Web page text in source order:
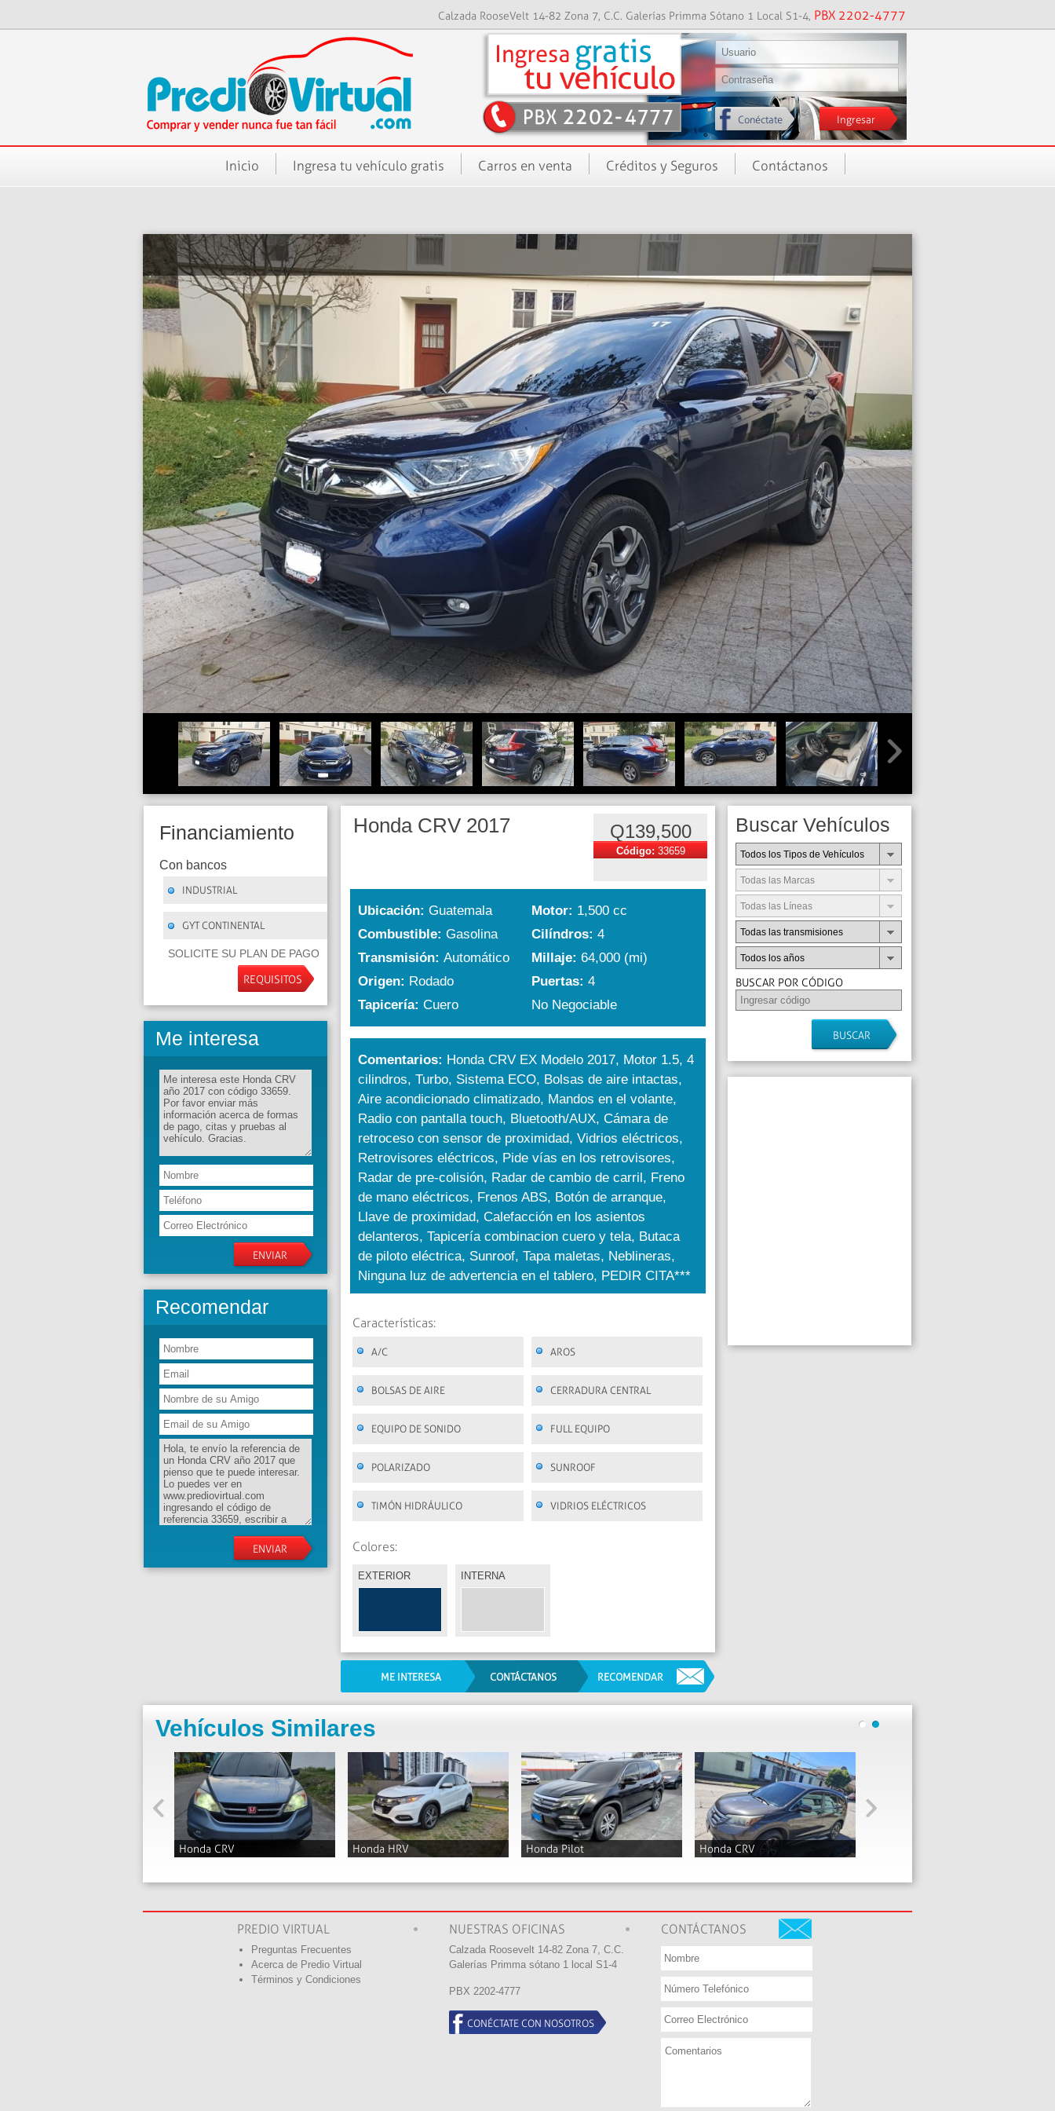
Calzada RooseVelt 14-82 Zona 7, C.C. Galerías Primma Sótano 1 Local S1-4, PBX 2202-4777
Conéctate
Inicio Ingresa tu vehículo gratis Carros en venta Créditos y Seguros Contáctanos
Honda CRV 2017 Q139,500
Código:33659
Ubicación: Guatemala Motor: 1,500 cc
Combustible: Gasolina Cilíndros: 4
Transmisión: Automático Millaje: 64,000 (mi)
Origen: Rodado Puertas: 4
Tapicería: Cuero No Negociable
Comentarios: Honda CRV EX Modelo 2017, Motor 1.5, 4
cilindros, Turbo, Sistema ECO, Bolsas de aire intactas,
Aire acondicionado climatizado, Mandos en el volante,
Radio con pantalla touch, Bluetooth/AUX, Cámara de
retroceso con sensor de proximidad, Vidrios eléctricos,
Retrovisores eléctricos, Pide vías en los retrovisores,
Radar de pre-colisión, Radar de cambio de carril, Freno
de mano eléctricos, Frenos ABS, Botón de arranque,
Llave de proximidad, Calefacción en los asientos
delanteros, Tapicería combinacion cuero y tela, Butaca
de piloto eléctrica, Sunroof, Tapa maletas, Neblineras,
Ninguna luz de advertencia en el tablero, PEDIR CITA***
Características:
A/C AROS
BOLSAS DE AIRE CERRADURA CENTRAL
EQUIPO DE SONIDO FULL EQUIPO
POLARIZADO SUNROOF
TIMÓN HIDRÁULICO VIDRIOS ELÉCTRICOS
Colores:
EXTERIOR INTERNA
ME INTERESA CONTÁCTANOS RECOMENDAR
Financiamiento
Con bancos
INDUSTRIAL
GYT CONTINENTAL
SOLICITE SU PLAN DE PAGO
REQUISITOS
Me interesa
Recomendar
Buscar Vehículos
Todos los Tipos de Vehículos
Todas las Marcas
Todas las Líneas
Todas las transmisiones
Todos los años
BUSCAR POR CÓDIGO
Vehículos Similares
Honda CRV
Honda CRV
Honda CRV 4X4 EX
Honda CRV
PREDIO VIRTUAL
Preguntas Frecuentes
Acerca de Predio Virtual
Términos y Condiciones
NUESTRAS OFICINAS
Calzada Roosevelt 14-82 Zona 7, C.C.
Galerí­as Primma sótano 1 local S1-4
PBX 2202-4777
CONÉCTATE CON NOSOTROS
CONTÁCTANOS